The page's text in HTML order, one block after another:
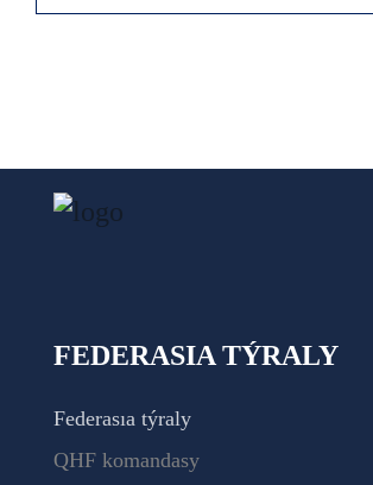
FEDERASIA TÝRALY
Federasıa týraly
QHF komandasy